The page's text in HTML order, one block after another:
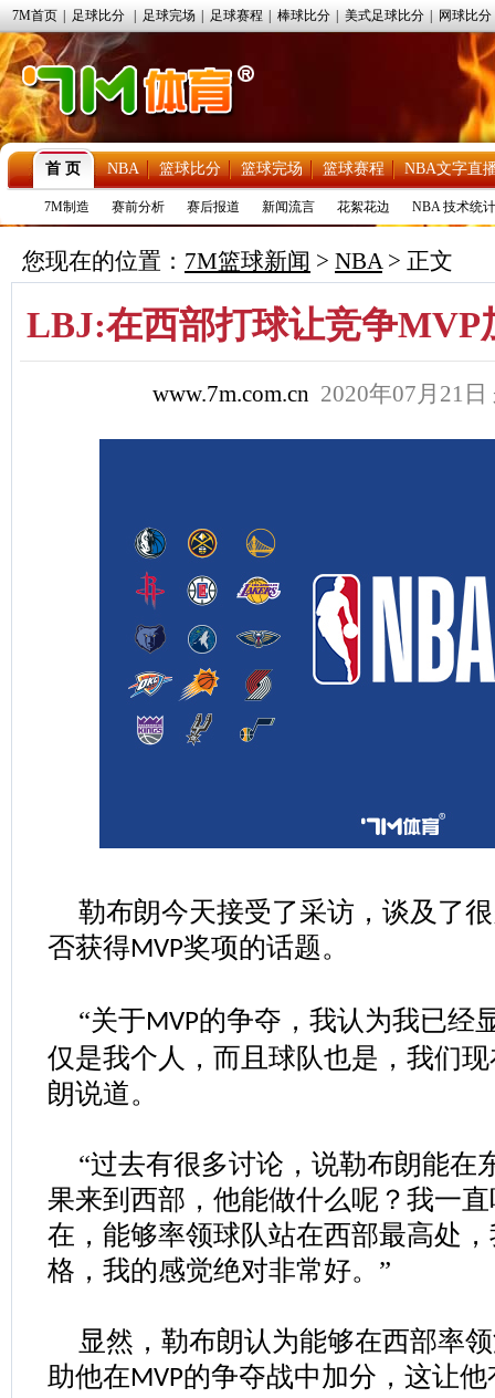
7M首页 足球比分 足球完场 足球赛程 棒球比分 美式足球比分 网球比分
首 页 NBA 篮球比分 篮球完场 篮球赛程 NBA文字直
7M制造 赛前分析 赛后报道 新闻流言 花絮花边 NBA 技术统计
您现在的位置： 7M篮球新闻 > NBA> 正文
LBJ:在西部打球让竞争MVP
www.7m.com.cn 2020年07月21日
勒布朗今天接受了采访，谈及了
否获得MVP奖项的话题。
“关于MVP的争夺，我认为我已经
仅是我个人，而且球队也是，我们
朗说道。
“过去有很多讨论，说勒布朗能在
果来到西部，他能做什么呢？我一
在，能够率领球队站在西部最高处
格，我的感觉绝对非常好。”
显然，勒布朗认为能够在西部率
助他在MVP的争夺战中加分，这让